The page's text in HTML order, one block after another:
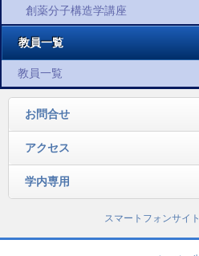
創薬分子構造学講座
教員一覧
教員一覧
お問合せ
アクセス
学内専用
スマートフォンサイト